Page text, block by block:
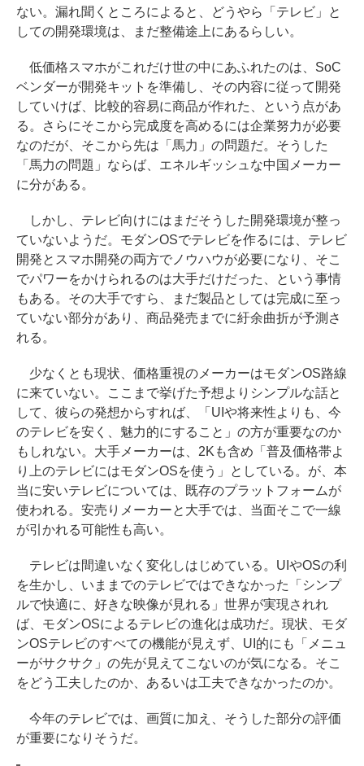
ない。漏れ聞くところによると、どうやら「テレビ」と
しての開発環境は、まだ整備途上にあるらしい。
低価格スマホがこれだけ世の中にあふれたのは、SoC
ベンダーが開発キットを準備し、その内容に従って開発
していけば、比較的容易に商品が作れた、という点があ
る。さらにそこから完成度を高めるには企業努力が必要
なのだが、そこから先は「馬力」の問題だ。そうした
「馬力の問題」ならば、エネルギッシュな中国メーカー
に分がある。
しかし、テレビ向けにはまだそうした開発環境が整っ
ていないようだ。モダンOSでテレビを作るには、テレビ
開発とスマホ開発の両方でノウハウが必要になり、そこ
でパワーをかけられるのは大手だけだった、という事情
もある。その大手ですら、まだ製品としては完成に至っ
ていない部分があり、商品発売までに紆余曲折が予測さ
れる。
少なくとも現状、価格重視のメーカーはモダンOS路線
に来ていない。ここまで挙げた予想よりシンプルな話と
して、彼らの発想からすれば、「UIや将来性よりも、今
のテレビを安く、魅力的にすること」の方が重要なのか
もしれない。大手メーカーは、2Kも含め「普及価格帯よ
り上のテレビにはモダンOSを使う」としている。が、本
当に安いテレビについては、既存のプラットフォームが
使われる。安売りメーカーと大手では、当面そこで一線
が引かれる可能性も高い。
テレビは間違いなく変化しはじめている。UIやOSの利
を生かし、いままでのテレビではできなかった「シンプ
ルで快適に、好きな映像が見れる」世界が実現されれ
ば、モダンOSによるテレビの進化は成功だ。現状、モダ
ンOSテレビのすべての機能が見えず、UI的にも「メニュ
ーがサクサク」の先が見えてこないのが気になる。そこ
をどう工夫したのか、あるいは工夫できなかったのか。
今年のテレビでは、画質に加え、そうした部分の評価
が重要になりそうだ。